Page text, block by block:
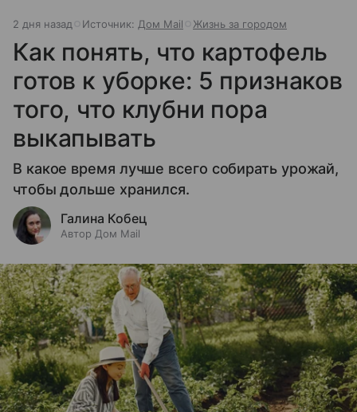
2 дня назад Источник: Дом Mail Жизнь за городом
Как понять, что картофель
готов к уборке: 5 признаков
того, что клубни пора
выкапывать
В какое время лучше всего собирать урожай,
чтобы дольше хранился.
Галина Кобец
Автор Дом Mail